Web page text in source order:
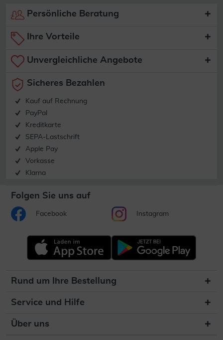
Persönliche Beratung
Ihre Vorteile
Unvergleichliche Angebote
Sicheres Bezahlen
Kauf auf Rechnung
PayPal
Kreditkarte
SEPA-Lastschrift
Apple Pay
Vorkasse
Klarna
Folgen Sie uns auf
Facebook Instagram
Rund um Ihre Bestellung
Service und Hilfe
Über uns